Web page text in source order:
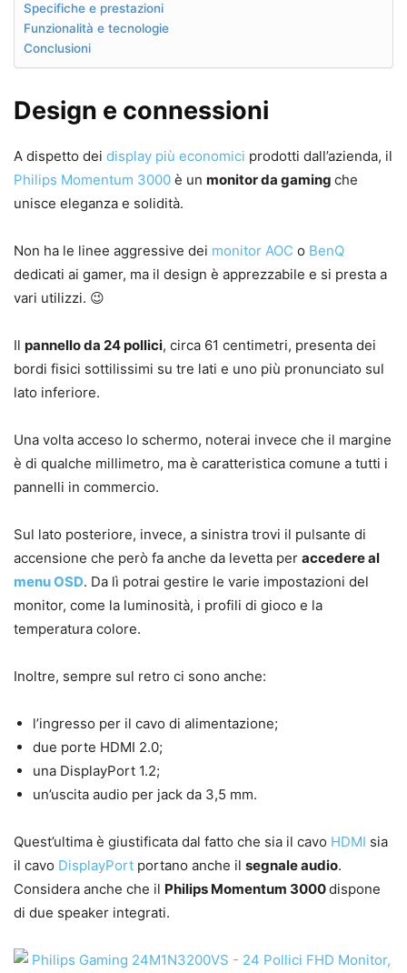
Specifiche e prestazioni
Funzionalità e tecnologie
Conclusioni
Design e connessioni
A dispetto dei display più economici prodotti dall’azienda, il
Philips Momentum 3000 è un monitor da gaming che
unisce eleganza e solidità.
Non ha le linee aggressive dei monitor AOC o BenQ
dedicati ai gamer, ma il design è apprezzabile e si presta a
vari utilizzi. 😉
Il pannello da 24 pollici, circa 61 centimetri, presenta dei
bordi fisici sottilissimi su tre lati e uno più pronunciato sul
lato inferiore.
Una volta acceso lo schermo, noterai invece che il margine
è di qualche millimetro, ma è caratteristica comune a tutti i
pannelli in commercio.
Sul lato posteriore, invece, a sinistra trovi il pulsante di
accensione che però fa anche da levetta per accedere al
menu OSD. Da lì potrai gestire le varie impostazioni del
monitor, come la luminosità, i profili di gioco e la
temperatura colore.
Inoltre, sempre sul retro ci sono anche:
l’ingresso per il cavo di alimentazione;
due porte HDMI 2.0;
una DisplayPort 1.2;
un’uscita audio per jack da 3,5 mm.
Quest’ultima è giustificata dal fatto che sia il cavo HDMI sia
il cavo DisplayPort portano anche il segnale audio.
Considera anche che il Philips Momentum 3000dispone
di due speaker integrati.